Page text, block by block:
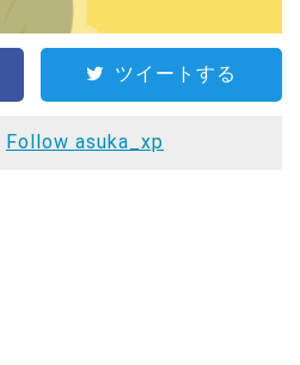
ツイートする
Follow asuka_xp